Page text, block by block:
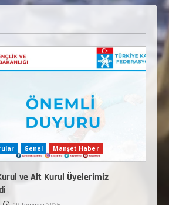
Genel Manşet Haber
ve Alt Kurul Üyelerimiz